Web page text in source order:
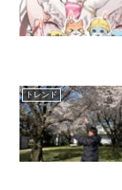
トレンド